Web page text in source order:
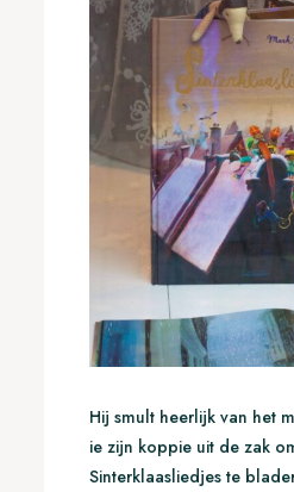
Hij smult heerlijk van het
ie zijn koppie uit de zak
Sinterklaasliedjes te